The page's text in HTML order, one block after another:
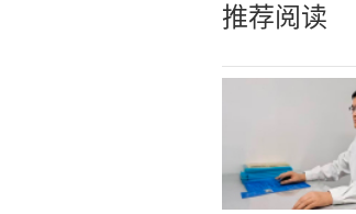
推荐阅读